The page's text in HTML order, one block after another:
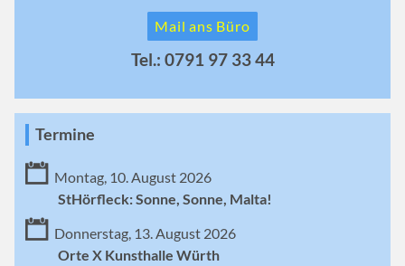
Mail ans Büro
Tel.: 0791 97 33 44
Termine
Montag, 10. August 2026
StHörfleck: Sonne, Sonne, Malta!
Donnerstag, 13. August 2026
Orte X Kunsthalle Würth